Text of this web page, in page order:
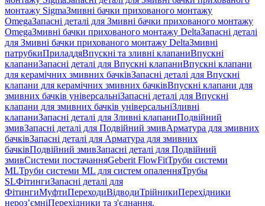
монтажу SigmaЗмивні бачки прихованого монтажу
OmegaЗапасні деталі для Змивні бачки прихованого монтажу
OmegaЗмивні бачки прихованого монтажу DeltaЗапасні деталі
для Змивні бачки прихованого монтажу DeltaЗмивні
патрубкиПриладдяВпускні та зливні клапаниВпускні
клапаниЗапасні деталі для Впускні клапаниВпускні клапани
для керамічних змивних бачківЗапасні деталі для Впускні
клапани для керамічних змивних бачківВпускні клапани для
змивних бачків універсальніЗапасні деталі для Впускні
клапани для змивних бачків універсальніЗливні
клапаниЗапасні деталі для Зливні клапаниПодвійний
змивЗапасні деталі для Подвійний змивАрматура для змивних
бачкiвЗапасні деталі для Арматура для змивних
бачкiвПодвійний змивЗапасні деталі для Подвійний
змивСистеми постачанняGeberit FlowFitТруби системи
MLТруби системи ML для систем опаленняТрубы
SLФітингиЗапасні деталі для
ФітингиМуфтиПереходиВідводиТрійникиПерехідники
нероз’ємніПерехідники та з'єднання,